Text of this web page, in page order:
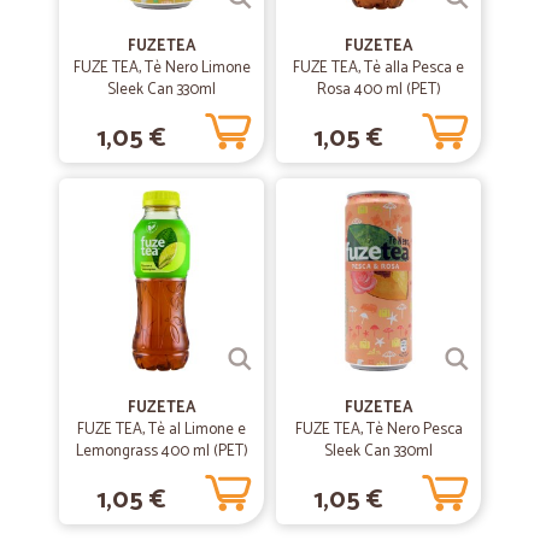
23/06/2020
Prezzi vantaggiosi su prodotti di…
Prezzi vantaggiosi su prodotti di qualità. Spedizione tracciata e super
super veloce.
Ottimo servizio
Consegna veloce, prodotti di qualità, pagamento agevolato. Ottimo
06/04/2020
—Raffaella N.
Bravi. Puntuali, precisi.
07/04/2020
Shuangchao T.
Sito molto valido
FUZETEA
FUZE TEA, Tè Nero Limone
Sleek Can 330ml
1,05 €
FUZETEA
FUZE TEA, Tè alla Pesca e
Rosa 400 ml (PET)
1,05 €
FUZETEA
FUZE TEA, Tè al Limone e
Lemongrass 400 ml (PET)
1,05 €
FUZETEA
FUZE TEA, Tè Nero Pesca
Sleek Can 330ml
1,05 €